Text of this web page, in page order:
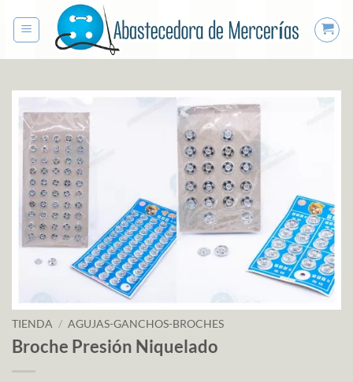
TIENDA / AGUJAS-GANCHOS-BROCHES
Broche Presión Niquelado